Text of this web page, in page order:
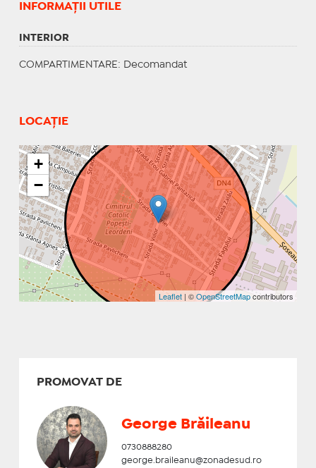
INFORMAŢII UTILE
INTERIOR
COMPARTIMENTARE : Decomandat
LOCAȚIE
+
−
Leaflet | ©OpenStreetMapcontributors
PROMOVAT DE
George Brăileanu
0730888280
george.braileanu@zonadesud.ro